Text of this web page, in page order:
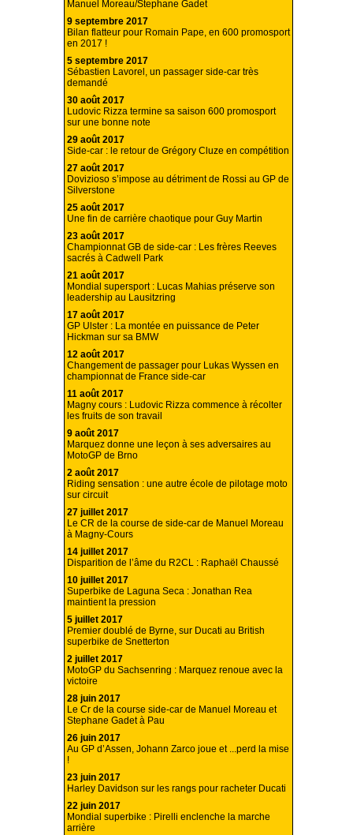
Manuel Moreau/Stephane Gadet
9 septembre 2017
Bilan flatteur pour Romain Pape, en 600 promosport
en 2017 !
5 septembre 2017
Sébastien Lavorel, un passager side-car très
demandé
30 août 2017
Ludovic Rizza termine sa saison 600 promosport
sur une bonne note
29 août 2017
Side-car : le retour de Grégory Cluze en compétition
27 août 2017
Dovizioso s’impose au détriment de Rossi au GP de
Silverstone
25 août 2017
Une fin de carrière chaotique pour Guy Martin
23 août 2017
Championnat GB de side-car : Les frères Reeves
sacrés à Cadwell Park
21 août 2017
Mondial supersport : Lucas Mahias préserve son
leadership au Lausitzring
17 août 2017
GP Ulster : La montée en puissance de Peter
Hickman sur sa BMW
12 août 2017
Changement de passager pour Lukas Wyssen en
championnat de France side-car
11 août 2017
Magny cours : Ludovic Rizza commence à récolter
les fruits de son travail
9 août 2017
Marquez donne une leçon à ses adversaires au
MotoGP de Brno
2 août 2017
Riding sensation : une autre école de pilotage moto
sur circuit
27 juillet 2017
Le CR de la course de side-car de Manuel Moreau
à Magny-Cours
14 juillet 2017
Disparition de l’âme du R2CL : Raphaël Chaussé
10 juillet 2017
Superbike de Laguna Seca : Jonathan Rea
maintient la pression
5 juillet 2017
Premier doublé de Byrne, sur Ducati au British
superbike de Snetterton
2 juillet 2017
MotoGP du Sachsenring : Marquez renoue avec la
victoire
28 juin 2017
Le Cr de la course side-car de Manuel Moreau et
Stephane Gadet à Pau
26 juin 2017
Au GP d’Assen, Johann Zarco joue et ...perd la mise
!
23 juin 2017
Harley Davidson sur les rangs pour racheter Ducati
22 juin 2017
Mondial superbike : Pirelli enclenche la marche
arrière